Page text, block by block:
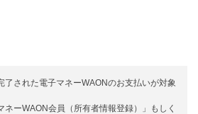
された電子マネーWAONのお支払いが対象
ーWAON会員（所有者情報登録）」もしく